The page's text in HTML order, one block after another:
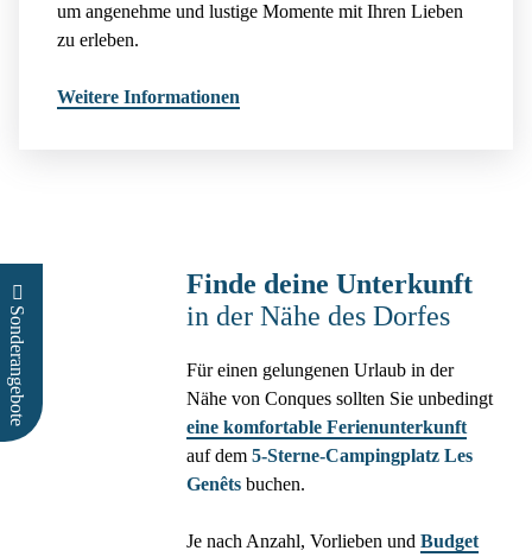
Sonderangebote
um angenehme und lustige Momente mit Ihren Lieben
zu erleben.
Weitere Informationen
Finde deine Unterkunft
in der Nähe des Dorfes
Für einen gelungenen Urlaub in der
Nähe von Conques sollten Sie unbedingt
eine komfortable Ferienunterkunft
auf dem 5-Sterne-Campingplatz Les
Genêtsbuchen.
Je nach Anzahl, Vorlieben und Budget